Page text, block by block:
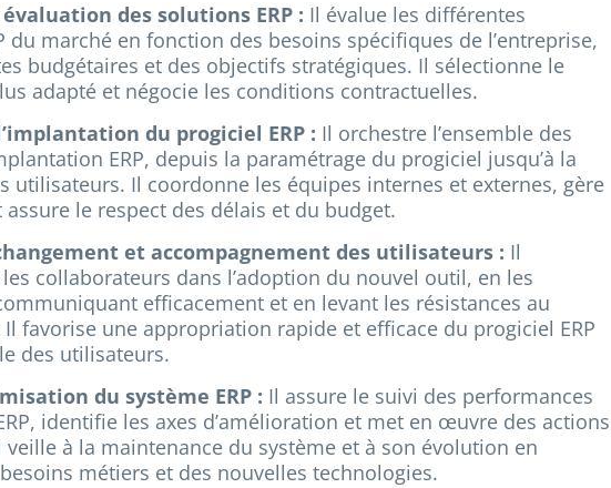
des solutions ERP : Il évalue les différentes
du marché en fonction des besoins spécifiques de l’entreprise,
budgétaires et des objectifs stratégiques. Il sélectionne le
adapté et négocie les conditions contractuelles.
du progiciel ERP : Il orchestre l’ensemble des
ERP, depuis la paramétrage du progiciel jusqu’à la
utilisateurs. Il coordonne les équipes internes et externes, gère
assure le respect des délais et du budget.
et accompagnement des utilisateurs : Il
collaborateurs dans l’adoption du nouvel outil, en les
efficacement et en levant les résistances au
favorise une appropriation rapide et efficace du progiciel ERP
des utilisateurs.
du système ERP : Il assure le suivi des performances
identifie les axes d’amélioration et met en œuvre des actions
veille à la maintenance du système et à son évolution en
métiers et des nouvelles technologies.